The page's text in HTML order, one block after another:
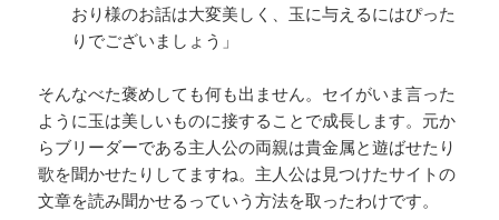
おり様のお話は大変美しく、玉に与えるにはぴった
りでございましょう」
そんなべた褒めしても何も出ません。セイがいま言った
ように玉は美しいものに接することで成長します。元か
らブリーダーである主人公の両親は貴金属と遊ばせたり
歌を聞かせたりしてますね。主人公は見つけたサイトの
文章を読み聞かせるっていう方法を取ったわけです。